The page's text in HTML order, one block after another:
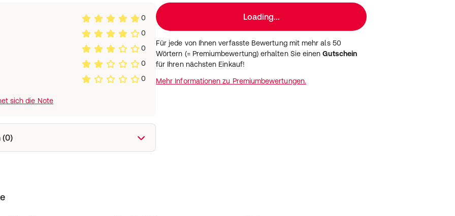
0
0
0
0
0
sich die Note
(0)
Loading...
Für jede von Ihnen verfasste Bewertung mit mehr als 50
Wörtern (= Premiumbewertung) erhalten Sie einenGutschein
für Ihren nächsten Einkauf!
Mehr Informationen zu Premiumbewertungen.